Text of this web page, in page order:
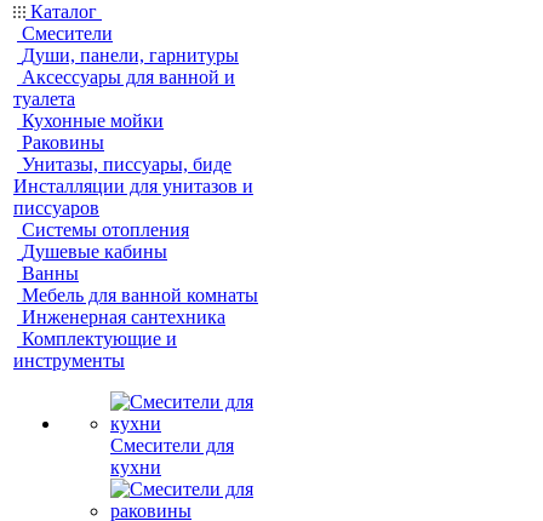
Каталог
Смесители
Души, панели, гарнитуры
Аксессуары для ванной и
туалета
Кухонные мойки
Раковины
Унитазы, писсуары, биде
Инсталляции для унитазов и
писсуаров
Системы отопления
Душевые кабины
Ванны
Мебель для ванной комнаты
Инженерная сантехника
Комплектующие и
инструменты
Смесители для
кухни